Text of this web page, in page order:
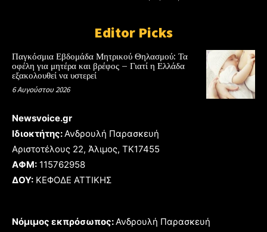
Editor Picks
Παγκόσμια Εβδομάδα Μητρικού Θηλασμού: Τα
οφέλη για μητέρα και βρέφος – Γιατί η Ελλάδα
εξακολουθεί να υστερεί
6 Αυγούστου 2026
Newsvoice.gr
Ιδιοκτήτης: Ανδρουλή Παρασκευή
Αριστοτέλους 22, Άλιμος, TK17455
ΑΦΜ: 115762958
ΔΟΥ: ΚΕΦΟΔΕ ΑΤΤΙΚΗΣ
Νόμιμος εκπρόσωπος: Ανδρουλή Παρασκευή